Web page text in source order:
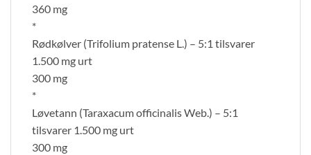
360 mg
*
Rødkølver (Trifolium pratense L.) – 5:1 tilsvarer
1.500 mg urt
300 mg
*
Løvetann (Taraxacum officinalis Web.) – 5:1
tilsvarer 1.500 mg urt
300 mg